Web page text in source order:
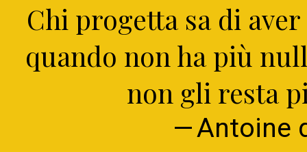
Chi progetta sa di
quando non ha più
non gli resta
Antoine